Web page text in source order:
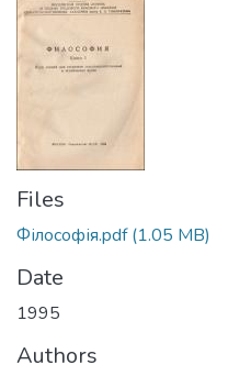
Statistics
Files
Філософія.pdf(1.05 MB)
Date
1995
Authors